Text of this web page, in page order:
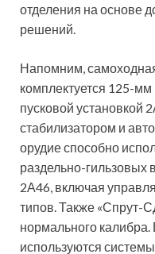
отделения на основе
решений.
Напомним,
комплектуется 125-
пусковой установкой
стабилизатором и
орудие способно
раздельно-гильзовых
2А46, включая
типов. Также «Спрут-
нормального
используются